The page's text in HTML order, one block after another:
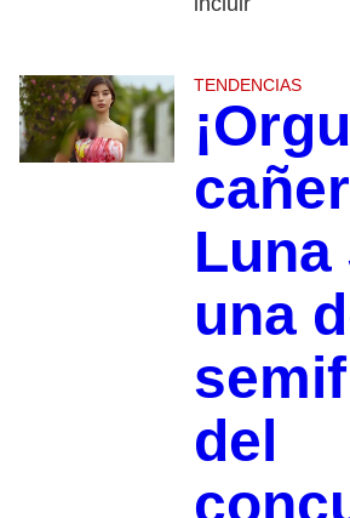
TENDENCIAS
Luna
una
del